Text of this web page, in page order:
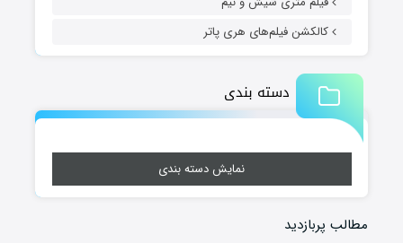
کالکشن فیلم‌های هری پاتر
دسته بندی
نمایش دسته بندی
مطالب پربازدید